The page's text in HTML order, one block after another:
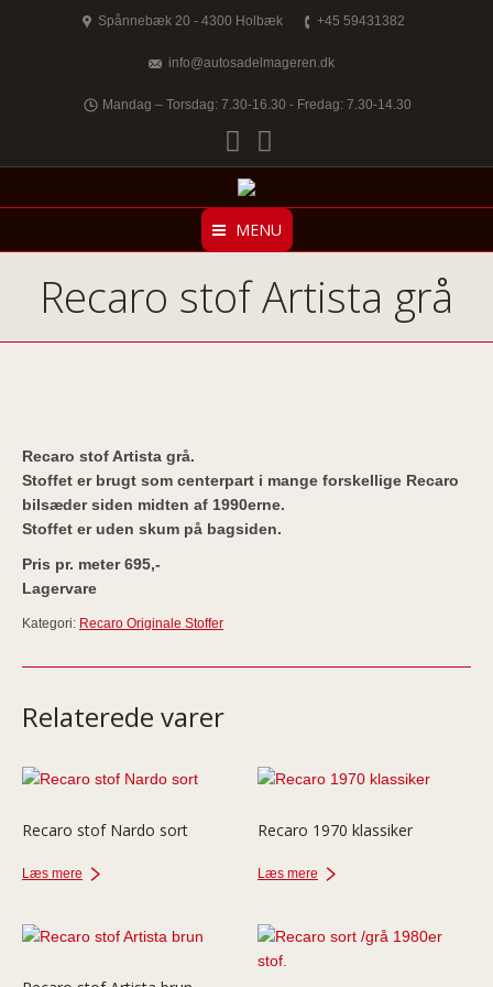
Spånnebæk 20 - 4300 Holbæk +45 59431382
info@autosadelmageren.dk
Mandag – Torsdag: 7.30-16.30 - Fredag: 7.30-14.30
Facebook
MENU
Recaro stof Artista grå
Recaro stof Artista grå.
Stoffet er brugt som centerpart i mange forskellige Recaro
bilsæder siden midten af 1990erne.
Stoffet er uden skum på bagsiden.
Pris pr. meter 695,-
Lagervare
Kategori: Recaro Originale Stoffer
Relaterede varer
Recaro stof Nardo sort
Læs mere
Recaro 1970 klassiker
Læs mere